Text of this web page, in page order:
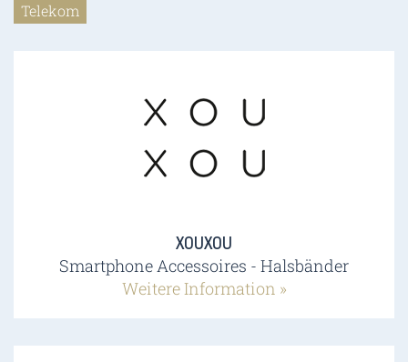
Telekom
XOUXOU
Smartphone Accessoires - Halsbänder
Weitere Information »